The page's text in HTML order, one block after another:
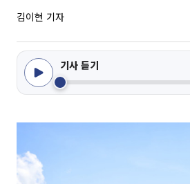
김이현 기자
기사 듣기